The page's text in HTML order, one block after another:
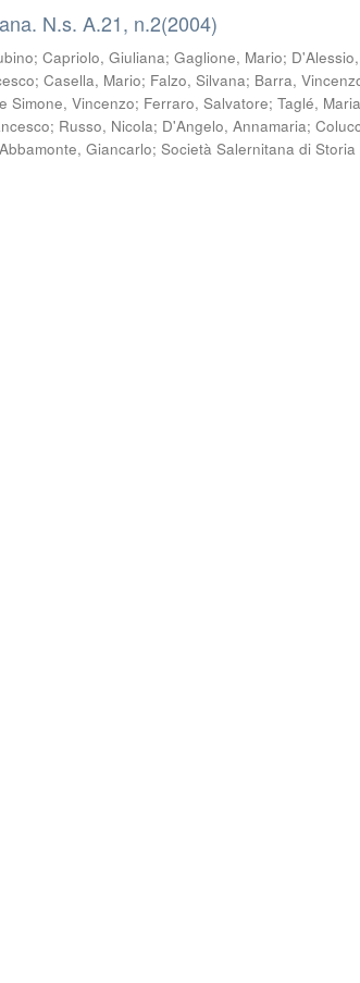
N.s. A.21, n.2(2004)
;Capriolo, Giuliana;Gaglione, Mario;
;Casella, Mario; Falzo, Silvana; Barra,
Simone, Vincenzo; Ferraro, Salvatore;Taglé,
; Russo, Nicola; D'Angelo, Annamaria;
Abbamonte, Giancarlo;Società Salernitana di Storia